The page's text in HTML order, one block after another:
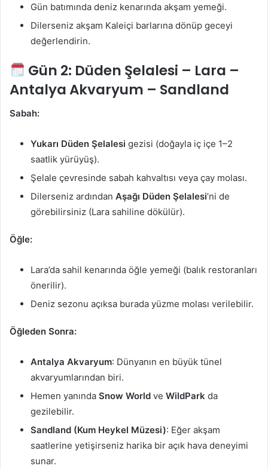
Gün batımında deniz kenarında akşam yemeği.
Dilerseniz akşam Kaleiçi barlarına dönüp geceyi
değerlendirin.
Gün 2: Düden Şelalesi – Lara –
Antalya Akvaryum – Sandland
Sabah:
Yukarı Düden Şelalesi gezisi (doğayla iç içe 1–2
saatlik yürüyüş).
Şelale çevresinde sabah kahvaltısı veya çay molası.
Dilerseniz ardından Aşağı Düden Şelalesi’ni de
görebilirsiniz (Lara sahiline dökülür).
Öğle:
Lara’da sahil kenarında öğle yemeği (balık restoranları
önerilir).
Deniz sezonu açıksa burada yüzme molası verilebilir.
Öğleden Sonra:
Antalya Akvaryum: Dünyanın en büyük tünel
akvaryumlarından biri.
Hemen yanında Snow World ve WildPark da
gezilebilir.
Sandland (Kum Heykel Müzesi): Eğer akşam
saatlerine yetişirseniz harika bir açık hava deneyimi
sunar.